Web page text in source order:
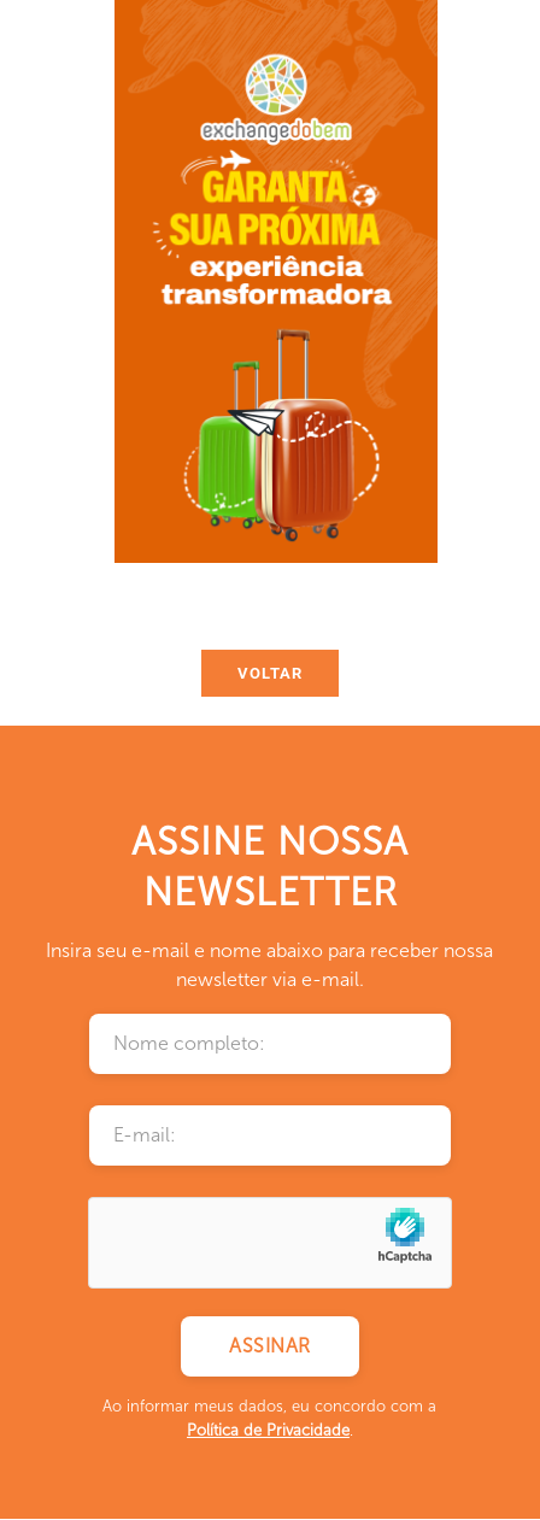
VOLTAR
ASSINE NOSSA
NEWSLETTER
Insira seu e-mail e nome abaixo para receber nossa
newsletter via e-mail.
Ao informar meus dados, eu concordo com a
Política de Privacidade.